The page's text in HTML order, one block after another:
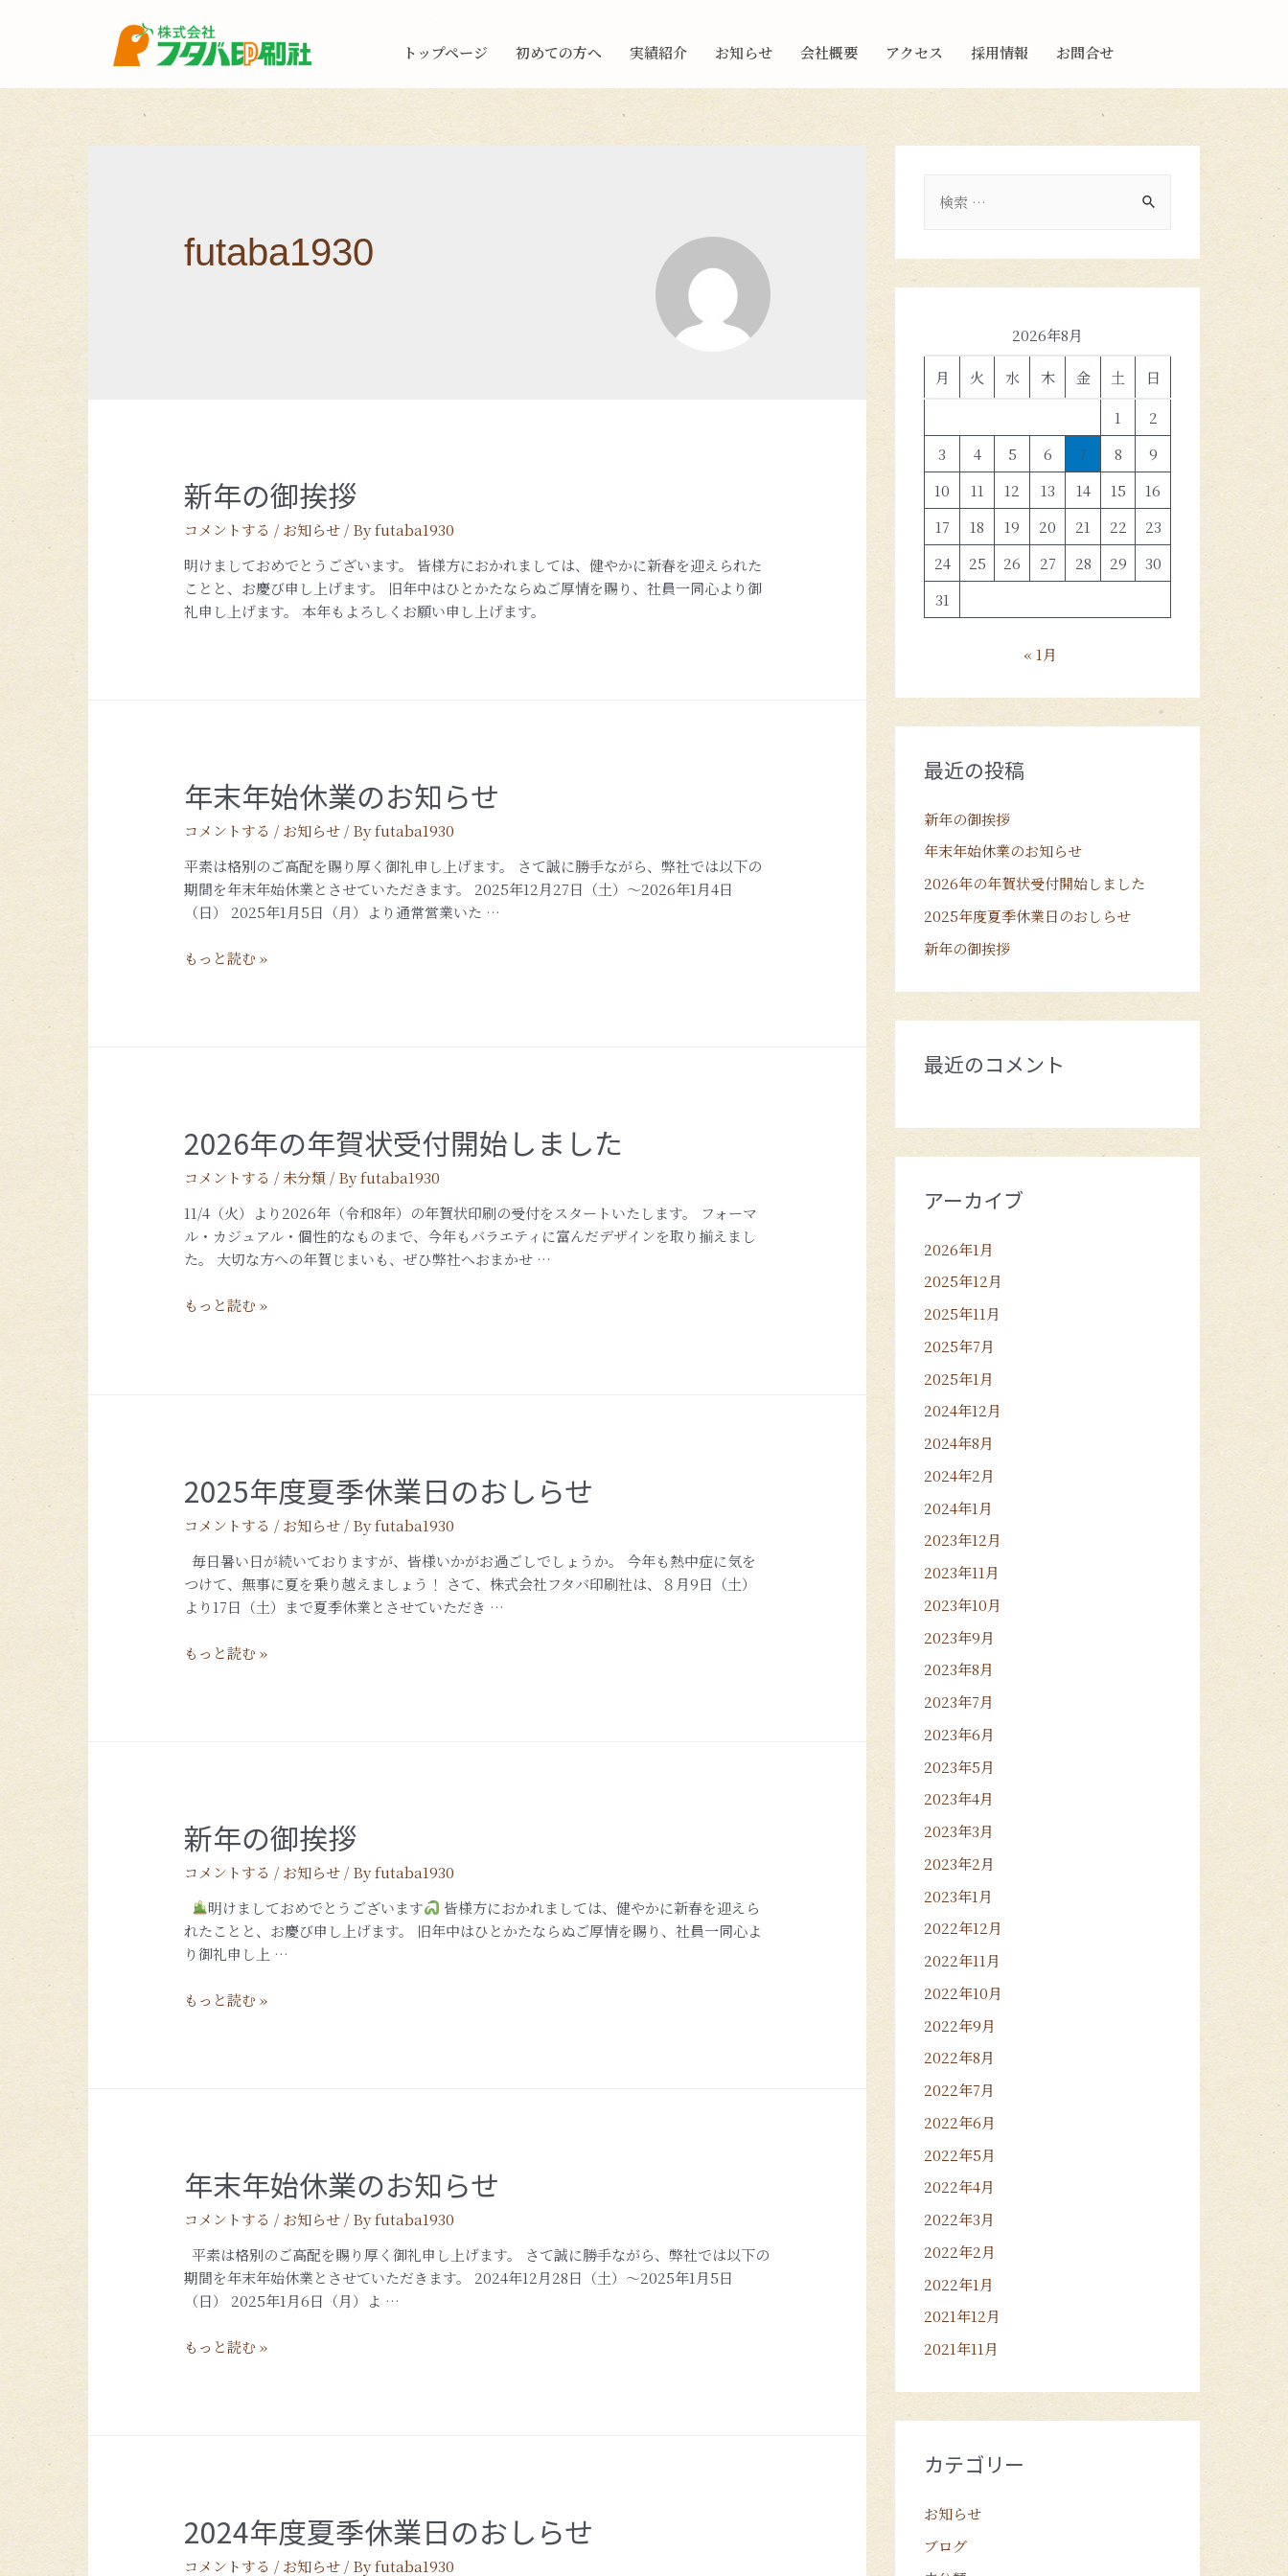
トップページ 初めての方へ 実績紹介 お知らせ 会社概要 アクセス 採用情報 お問合せ
futaba1930
新年の御挨拶
コメントする / お知らせ / Byfutaba1930
明けましておめでとうございます。 皆様方におかれましては、健やかに新春を迎えられた
ことと、お慶び申し上げます。 旧年中はひとかたならぬご厚情を賜り、社員一同心より御
礼申し上げます。 本年もよろしくお願い申し上げます。
年末年始休業のお知らせ
コメントする / お知らせ / Byfutaba1930
平素は格別のご高配を賜り厚く御礼申し上げます。 さて誠に勝手ながら、弊社では以下の
期間を年末年始休業とさせていただきます。 2025年12月27日（土）～2026年1月4日
（日） 2025年1月5日（月）より通常営業いた …
もっと読む »
2026年の年賀状受付開始しました
コメントする /未分類 / Byfutaba1930
11/4（火）より2026年（令和8年）の年賀状印刷の受付をスタートいたします。 フォーマ
ル・カジュアル・個性的なものまで、今年もバラエティに富んだデザインを取り揃えまし
た。 大切な方への年賀じまいも、ぜひ弊社へおまかせ …
もっと読む »
2025年度夏季休業日のおしらせ
コメントする / お知らせ / Byfutaba1930
毎日暑い日が続いておりますが、皆様いかがお過ごしでしょうか。 今年も熱中症に気を
つけて、無事に夏を乗り越えましょう！ さて、株式会社フタバ印刷社は、８月9日（土）
より17日（土）まで夏季休業とさせていただき …
もっと読む »
新年の御挨拶
コメントする / お知らせ / Byfutaba1930
明けましておめでとうございます
皆様方におかれましては、健やかに新春を迎えら
れたことと、お慶び申し上げます。 旧年中はひとかたならぬご厚情を賜り、社員一同心よ
り御礼申し上 …
もっと読む »
年末年始休業のお知らせ
コメントする / お知らせ / Byfutaba1930
平素は格別のご高配を賜り厚く御礼申し上げます。 さて誠に勝手ながら、弊社では以下の
期間を年末年始休業とさせていただきます。 2024年12月28日（土）～2025年1月5日
（日） 2025年1月6日（月）よ …
もっと読む »
2024年度夏季休業日のおしらせ
コメントする / お知らせ / Byfutaba1930
2026年8月
月 火 水 木 金 土
日
1
2
3
4 5 6 7 8
9
10
11 12 13 14 15
16
17
18 19 20 21 22
23
24
25 26 27 28 29
30
31
« 1月
最近の投稿
新年の御挨拶
年末年始休業のお知らせ
2026年の年賀状受付開始しました
2025年度夏季休業日のおしらせ
新年の御挨拶
最近のコメント
アーカイブ
2026年1月
2025年12月
2025年11月
2025年7月
2025年1月
2024年12月
2024年8月
2024年2月
2024年1月
2023年12月
2023年11月
2023年10月
2023年9月
2023年8月
2023年7月
2023年6月
2023年5月
2023年4月
2023年3月
2023年2月
2023年1月
2022年12月
2022年11月
2022年10月
2022年9月
2022年8月
2022年7月
2022年6月
2022年5月
2022年4月
2022年3月
2022年2月
2022年1月
2021年12月
2021年11月
カテゴリー
お知らせ
ブログ